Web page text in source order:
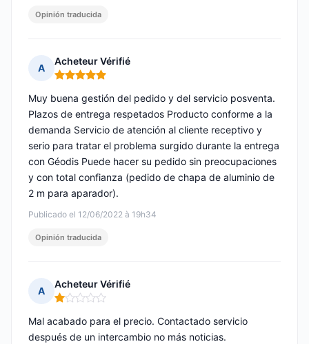
Opinión traducida
A
Acheteur Vérifié
Nota: 5 de 5
Publicado el 12/06/2022 à 19h34
Muy buena gestión del pedido y del servicio posventa.
Plazos de entrega respetados Producto conforme a la
demanda Servicio de atención al cliente receptivo y
serio para tratar el problema surgido durante la entrega
con Géodis Puede hacer su pedido sin preocupaciones
y con total confianza (pedido de chapa de aluminio de
2 m para aparador).
Opinión traducida
A
Acheteur Vérifié
Nota: 1 de 5
Mal acabado para el precio. Contactado servicio
después de un intercambio no más noticias.